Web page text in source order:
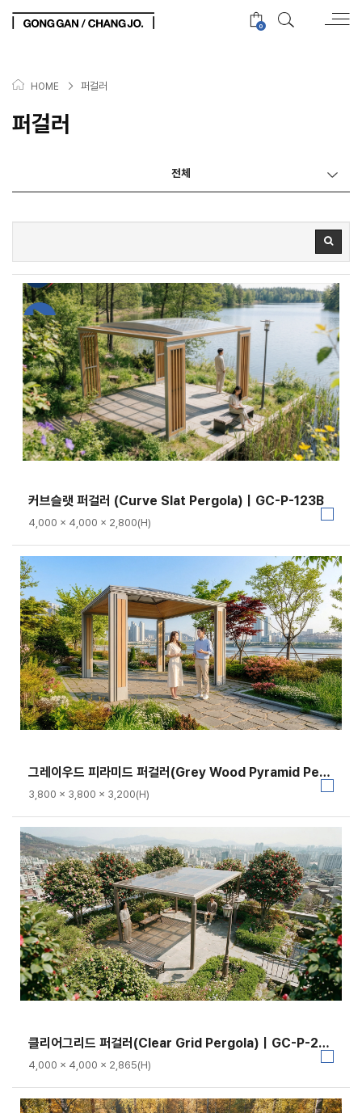
0
HOME > 퍼걸러
퍼걸러
전체
커브슬랫 퍼걸러 (Curve Slat Pergola)｜GC-P-123B
4,000 × 4,000 × 2,800(H)
그레이우드 피라미드 퍼걸러(Grey Wood Pyramid Pergola)｜GC-P-109B
3,800 × 3,800 × 3,200(H)
클리어그리드 퍼걸러(Clear Grid Pergola)｜GC-P-2142
4,000 × 4,000 × 2,865(H)